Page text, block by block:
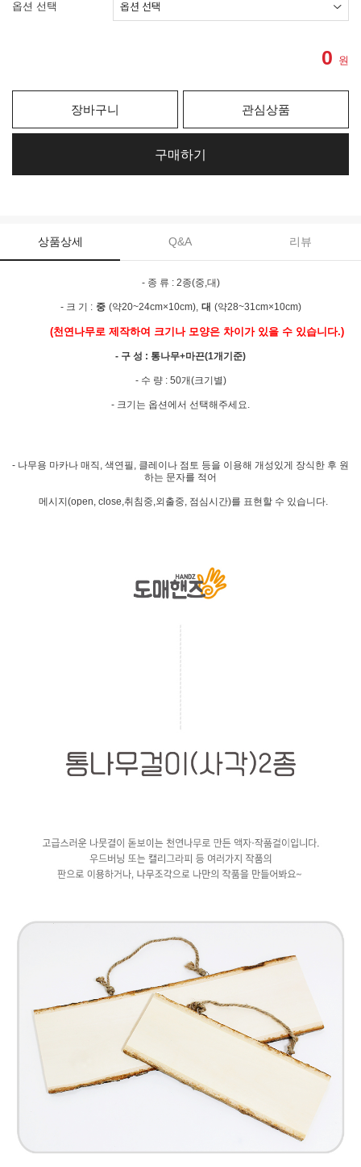
옵션 선택
0 원
장바구니 관심상품
구매하기
상품상세 Q&A 리뷰
- 종 류 : 2종(중,대)
- 크 기 : 중 (약20~24cm×10cm), 대 (약28~31cm×10cm)
(천연나무로 제작하여 크기나 모양은 차이가 있을 수 있습니다.)
- 구 성 : 통나무+마끈(1개기준)
- 수 량 : 50개(크기별)
- 크기는 옵션에서 선택해주세요.
- 나무용 마카나 매직, 색연필, 클레이나 점토 등을 이용해 개성있게 장식한 후 원
하는 문자를 적어
메시지(open, close,취침중,외출중, 점심시간)를 표현할 수 있습니다.